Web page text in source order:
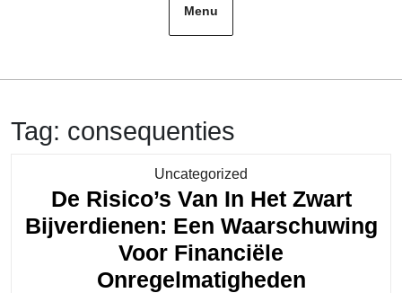
Menu
Tag: consequenties
Uncategorized
De Risico’s Van In Het Zwart
Bijverdienen: Een Waarschuwing
Voor Financiële
OnregelmatighedenDe